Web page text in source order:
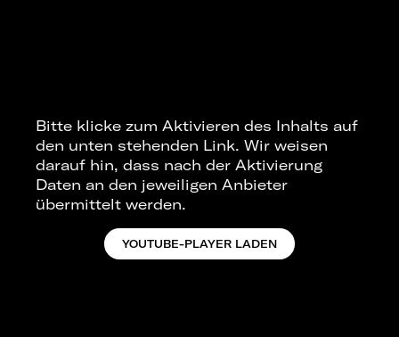
Bitte klicke zum Aktivieren des Inhalts auf
den unten stehenden Link. Wir weisen
darauf hin, dass nach der Aktivierung
Daten an den jeweiligen Anbieter
übermittelt werden.
YOUTUBE-PLAYER LADEN